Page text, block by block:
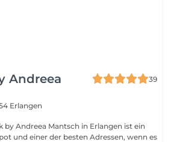
Andreea
39
Erlangen
by Andreea Mantsch in Erlangen ist ein
und einer der besten Adressen, wenn es